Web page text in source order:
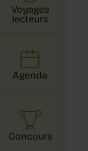
Voyages
lecteurs
Agenda
Concours